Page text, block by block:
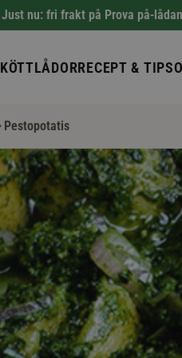
Just nu: fri frakt på Prova på-
KÖTTLÅDORRECEPT & TIPS
Pestopotatis